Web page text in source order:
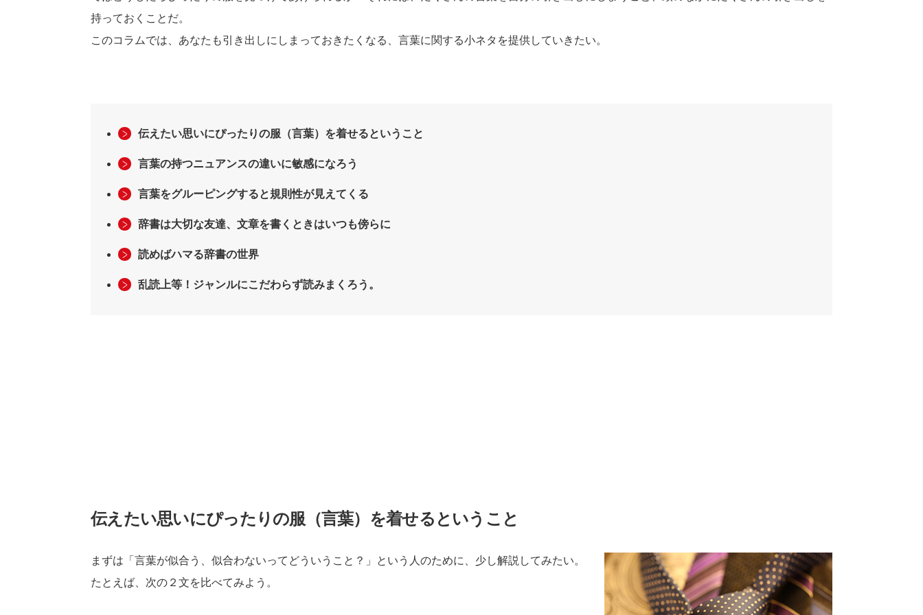
持っておくことだ。
このコラムでは、あなたも引き出しにしまっておきたくなる、言葉に関する小ネタを提供していきたい。
伝えたい思いにぴったりの服（言葉）を着せるということ
言葉の持つニュアンスの違いに敏感になろう
言葉をグルーピングすると規則性が見えてくる
辞書は大切な友達、文章を書くときはいつも傍らに
読めばハマる辞書の世界
乱読上等！ジャンルにこだわらず読みまくろう。
伝えたい思いにぴったりの服（言葉）を着せるということ
まずは「言葉が似合う、似合わないってどういうこと？」という人のために、少し解説してみたい。
たとえば、次の２文を比べてみよう。